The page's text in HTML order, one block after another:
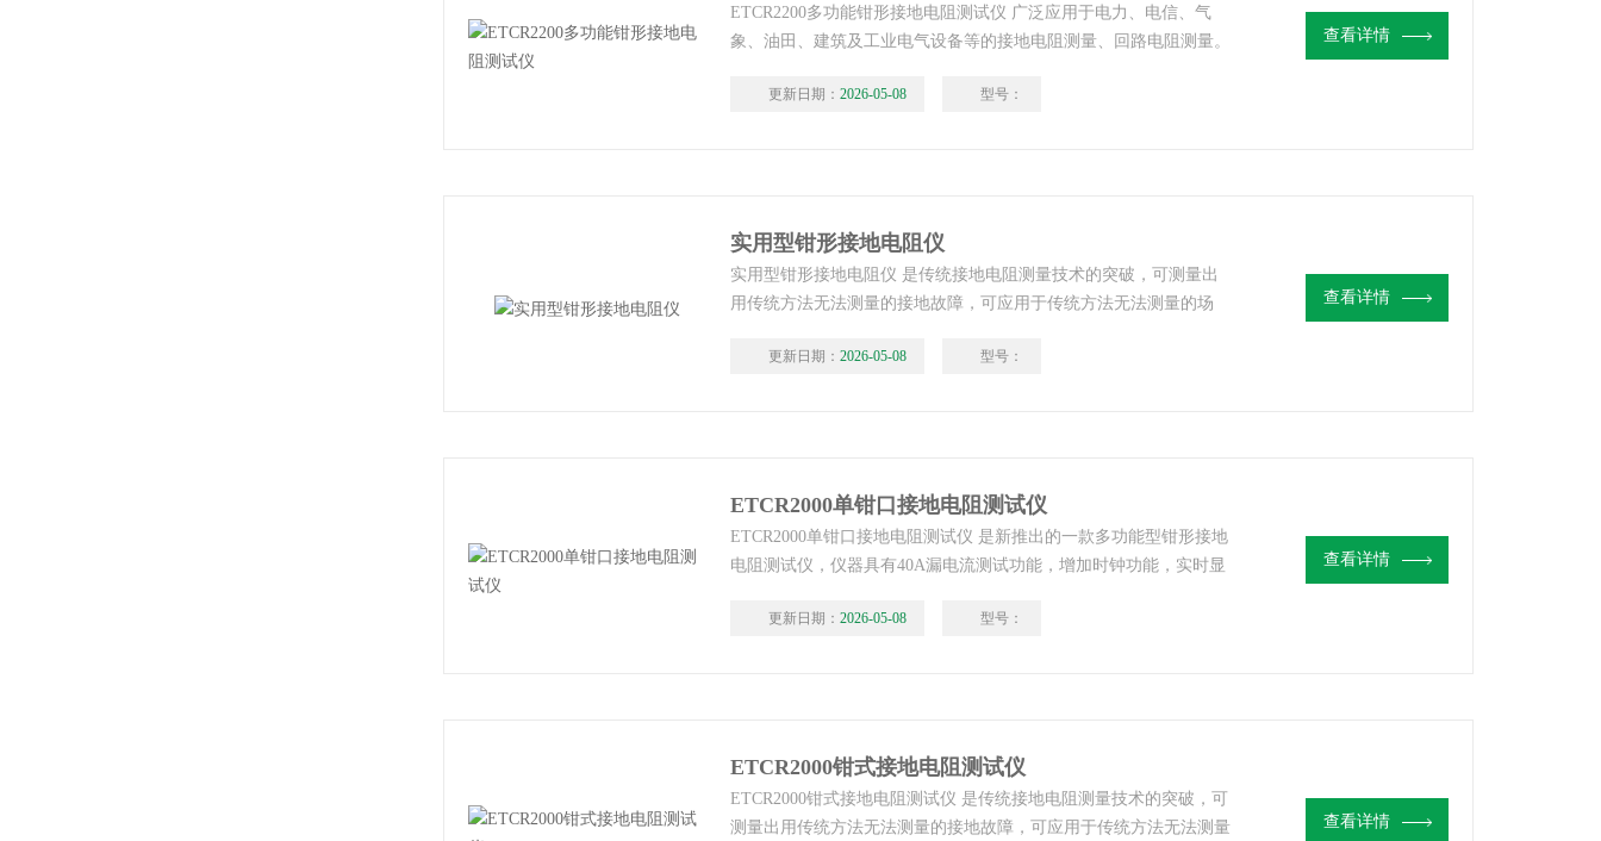
ETCR2200多功能钳形接地电阻测试仪 广泛应用于电力、电信、气
象、油田、建筑及工业电气设备等的接地电阻测量、回路电阻测量。
安全快速。
更新日期： 2026-05-08 型号：
查看详情
实用型钳形接地电阻仪
实用型钳形接地电阻仪 是传统接地电阻测量技术的突破，可测量出
用传统方法无法测量的接地故障，可应用于传统方法无法测量的场
合值。更新日期： 2026-05-08 型号：
查看详情
ETCR2000单钳口接地电阻测试仪
ETCR2000单钳口接地电阻测试仪 是新推出的一款多功能型钳形接地
电阻测试仪，仪器具有40A漏电流测试功能，增加时钟功能，实时显
电流。更新日期： 2026-05-08 型号：
查看详情
ETCR2000钳式接地电阻测试仪
ETCR2000钳式接地电阻测试仪 是传统接地电阻测量技术的突破，可
测量出用传统方法无法测量的接地故障，可应用于传统方法无法测量
查看详情